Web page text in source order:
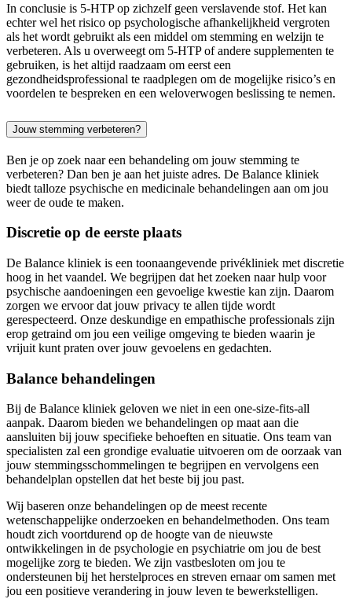
In conclusie is 5-HTP op zichzelf geen verslavende stof. Het kan
echter wel het risico op psychologische afhankelijkheid vergroten
als het wordt gebruikt als een middel om stemming en welzijn te
verbeteren. Als u overweegt om 5-HTP of andere supplementen te
gebruiken, is het altijd raadzaam om eerst een
gezondheidsprofessional te raadplegen om de mogelijke risico’s en
voordelen te bespreken en een weloverwogen beslissing te nemen.
Jouw stemming verbeteren?
Ben je op zoek naar een behandeling om jouw stemming te
verbeteren? Dan ben je aan het juiste adres. De Balance kliniek
biedt talloze psychische en medicinale behandelingen aan om jou
weer de oude te maken.
Discretie op de eerste plaats
De Balance kliniek is een toonaangevende privékliniek met discretie
hoog in het vaandel. We begrijpen dat het zoeken naar hulp voor
psychische aandoeningen een gevoelige kwestie kan zijn. Daarom
zorgen we ervoor dat jouw privacy te allen tijde wordt
gerespecteerd. Onze deskundige en empathische professionals zijn
erop getraind om jou een veilige omgeving te bieden waarin je
vrijuit kunt praten over jouw gevoelens en gedachten.
Balance behandelingen
Bij de Balance kliniek geloven we niet in een one-size-fits-all
aanpak. Daarom bieden we behandelingen op maat aan die
aansluiten bij jouw specifieke behoeften en situatie. Ons team van
specialisten zal een grondige evaluatie uitvoeren om de oorzaak van
jouw stemmingsschommelingen te begrijpen en vervolgens een
behandelplan opstellen dat het beste bij jou past.
Wij baseren onze behandelingen op de meest recente
wetenschappelijke onderzoeken en behandelmethoden. Ons team
houdt zich voortdurend op de hoogte van de nieuwste
ontwikkelingen in de psychologie en psychiatrie om jou de best
mogelijke zorg te bieden. We zijn vastbesloten om jou te
ondersteunen bij het herstelproces en streven ernaar om samen met
jou een positieve verandering in jouw leven te bewerkstelligen.